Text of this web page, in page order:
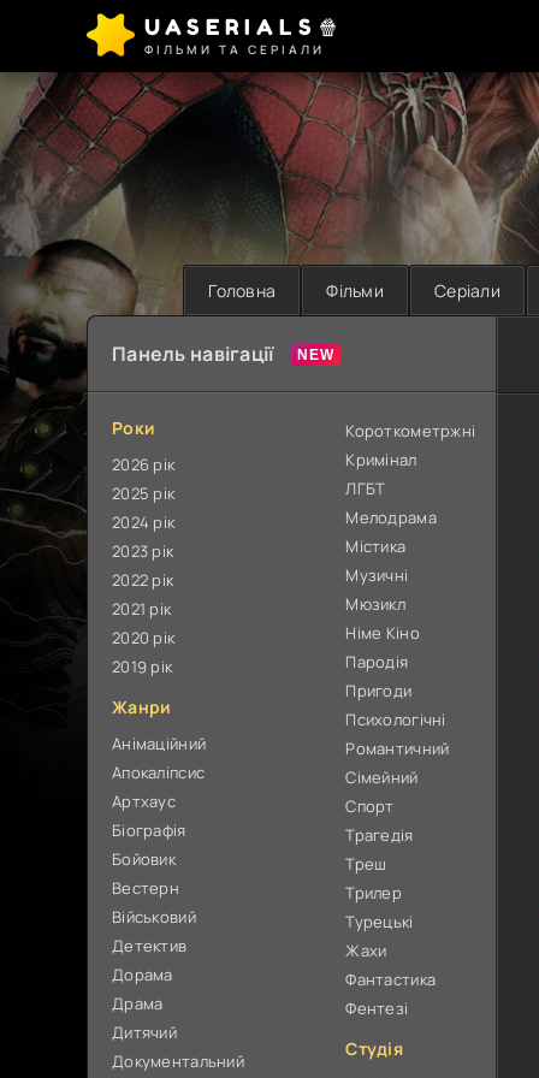
UASERIALS🍿
ФІЛЬМИ ТА СЕРІАЛИ
Головна Фільми Серіали
Панель навігації
Роки
2026 рік
2025 рік
2024 рік
2023 рік
2022 рік
2021 рік
2020 рік
2019 рік
Жанри
Анімаційний
Апокаліпсис
Артхаус
Біографія
Бойовик
Вестерн
Військовий
Детектив
Дорама
Драма
Дитячий
Документальний
Короткометржні
Кримінал
ЛГБТ
Мелодрама
Містика
Музичні
Мюзикл
Німе Кіно
Пародія
Пригоди
Психологічні
Романтичний
Сімейний
Спорт
Трагедія
Треш
Трилер
Турецькі
Жахи
Фантастика
Фентезі
Студія